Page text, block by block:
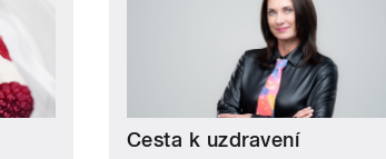
Cesta k uzdravení